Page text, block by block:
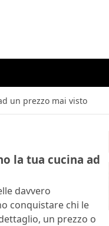
un prezzo mai visto
la tua cucina ad
davvero
conquistare chi le
un prezzo o